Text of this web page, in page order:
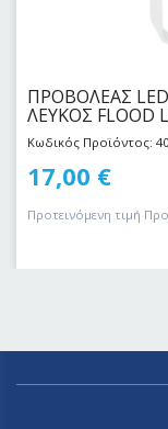
ΠΡΟΒΟΛΕΑΣ LED
ΛΕΥΚΟΣ FLOOD
Κωδικός Προϊόντος:
17,00 €
Προτεινόμενη τιμή